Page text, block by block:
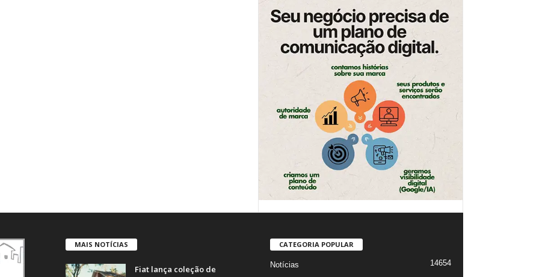
MAIS NOTÍCIAS
Fiat lança coleção de
CATEGORIA POPULAR
Notícias
14654